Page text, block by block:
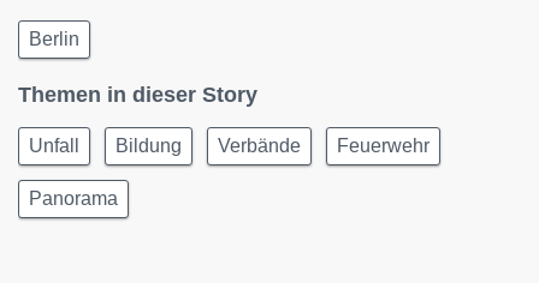
Berlin
Themen in dieser Story
Unfall Bildung Verbände Feuerwehr
Panorama